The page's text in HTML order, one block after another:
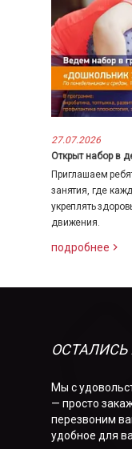
27.07.2026
Открыт набор в
Приглашаем
занятия, где
укреплять
движения.
подробнее
Мы с
— просто
перезвоним
удобное для